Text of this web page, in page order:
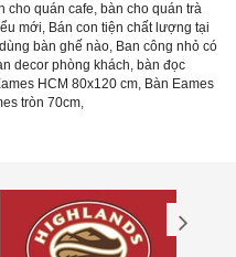
cho quán cafe, bàn cho quán trà
mới, Bán con tiện chất lượng tại
bàn ghế nào, Ban công nhỏ có
decor phòng khách, bàn đọc
HCM 80x120 cm, Bàn Eames
tròn 70cm,